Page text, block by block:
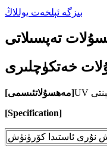
بىزگە ئېلخەت يوللاڭ
تەپسىلاتى
خەتكۈچلىرى
[ مەھسۇلاتئىسمى ]
[Specification]
نۇرى ئاستىدا كۆرۈنۈش